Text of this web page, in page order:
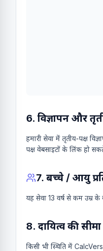
6. विज्ञापन और
हमारी सेवा में तृतीय-पक्ष
पक्ष वेबसाइटों के लिंक हो
7. बच्चे / आयु
यह सेवा 13 वर्ष से कम उम्र के
8. दायित्व की सीमा
किसी भी स्थिति में